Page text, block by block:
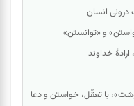
انسان
و «توانستن»
خداوند
با تعقّل، خواستن و دعا